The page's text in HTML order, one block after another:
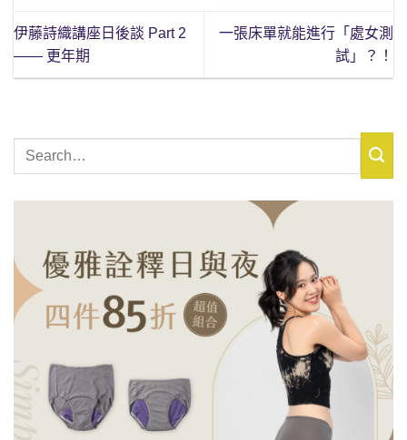
伊藤詩織講座日後談 Part 2
—— 更年期
一張床單就能進行「處女測
試」？！